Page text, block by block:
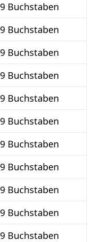
9 Buchstaben
9 Buchstaben
9 Buchstaben
9 Buchstaben
9 Buchstaben
9 Buchstaben
9 Buchstaben
9 Buchstaben
9 Buchstaben
9 Buchstaben
9 Buchstaben